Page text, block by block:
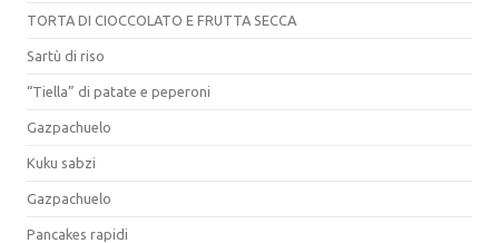
TORTA DI CIOCCOLATO E FRUTTA SECCA
Sartù di riso
“Tiella” di patate e peperoni
Gazpachuelo
Kuku sabzi
Gazpachuelo
Pancakes rapidi